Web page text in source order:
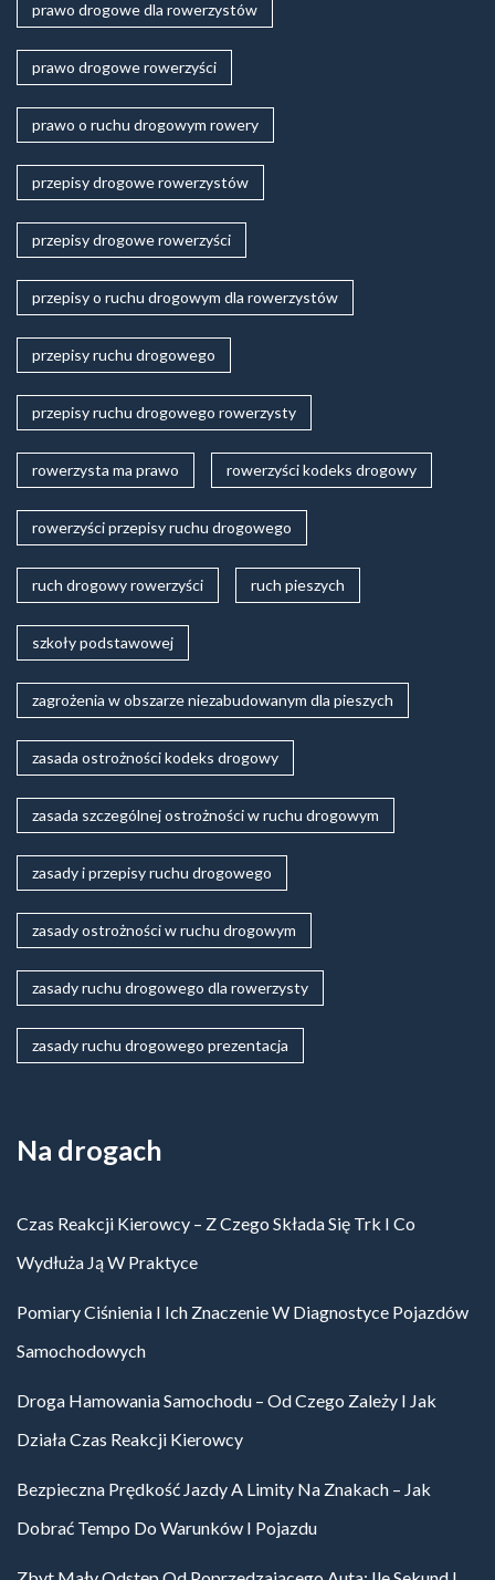
prawo drogowe dla rowerzystów
prawo drogowe rowerzyści
prawo o ruchu drogowym rowery
przepisy drogowe rowerzystów
przepisy drogowe rowerzyści
przepisy o ruchu drogowym dla rowerzystów
przepisy ruchu drogowego
przepisy ruchu drogowego rowerzysty
rowerzysta ma prawo rowerzyści kodeks drogowy
rowerzyści przepisy ruchu drogowego
ruch drogowy rowerzyści ruch pieszych
szkoły podstawowej
zagrożenia w obszarze niezabudowanym dla pieszych
zasada ostrożności kodeks drogowy
zasada szczególnej ostrożności w ruchu drogowym
zasady i przepisy ruchu drogowego
zasady ostrożności w ruchu drogowym
zasady ruchu drogowego dla rowerzysty
zasady ruchu drogowego prezentacja
Na drogach
Czas Reakcji Kierowcy – Z Czego Składa Się Trk I Co
Wydłuża Ją W Praktyce
Pomiary Ciśnienia I Ich Znaczenie W Diagnostyce Pojazdów
Samochodowych
Droga Hamowania Samochodu – Od Czego Zależy I Jak
Działa Czas Reakcji Kierowcy
Bezpieczna Prędkość Jazdy A Limity Na Znakach – Jak
Dobrać Tempo Do Warunków I Pojazdu